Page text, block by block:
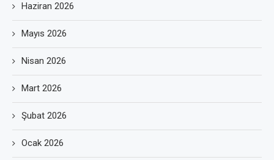
Haziran 2026
Mayıs 2026
Nisan 2026
Mart 2026
Şubat 2026
Ocak 2026